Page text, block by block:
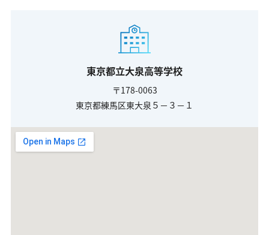
東京都立大泉高等学校
〒178-0063
東京都練馬区東大泉５－３－１